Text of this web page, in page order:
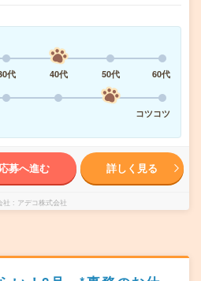
代 40代 50代
60代
コツコツ
応募へ進む 詳しく見る
社 アデコ株式会社